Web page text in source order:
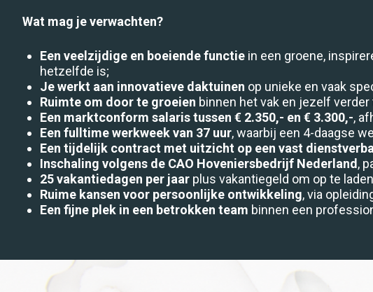
Wat mag je verwachten?
Een veelzijdige en boeiende functie in een groene,
hetzelfde is;
Je werkt aan innovatieve daktuinen op unieke en vaak
Ruimte om door te groeien binnen het vak en jezelf
Een marktconform salaris tussen € 2.350,- en € 3.300,-,
Een fulltime werkweek van 37 uur, waarbij een 4-daagse
Een tijdelijk contract met uitzicht op een vast
Inschaling volgens de CAO Hoveniersbedrijf Nederland ,
25 vakantiedagen per jaar plus vakantiegeld om op te
Ruime kansen voor persoonlijke ontwikkeling, via
Een fijne plek in een betrokken team binnen een